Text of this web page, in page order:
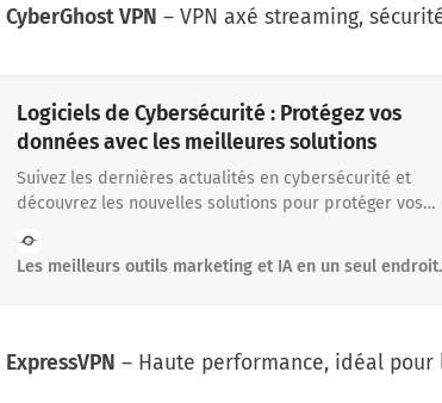
CyberGhost VPN – VPN axé streaming,
Logiciels de Cybersécurité : Protégez vos
données avec les meilleures solutions
Suivez les dernières actualités en cybersécurité et
découvrez les nouvelles solutions pour protéger vos
cybersécurité les plus performants : antivirus, pare-
VPN, gestion des accès et détection des menaces.
ou de vos appareils. Trouvez l’outil idéal pour une
protection optimale contre les cyberattaques.
Les meilleurs outils marketing et IA en un seul endroit.
ExpressVPN – Haute performance, idéal pour